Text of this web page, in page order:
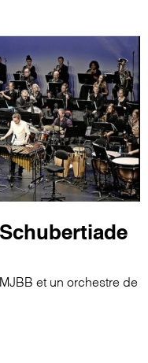
et un orchestre de